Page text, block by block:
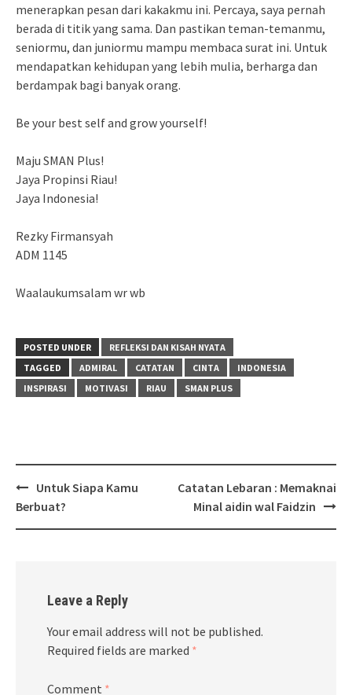
menerapkan pesan dari kakakmu ini. Percaya, saya pernah
berada di titik yang sama. Dan pastikan teman-temanmu,
seniormu, dan juniormu mampu membaca surat ini. Untuk
mendapatkan kehidupan yang lebih mulia, berharga dan
berdampak bagi banyak orang.
Be your best self and grow yourself!
Maju SMAN Plus!
Jaya Propinsi Riau!
Jaya Indonesia!
Rezky Firmansyah
ADM 1145
Waalaukumsalam wr wb
POSTED UNDER
REFLEKSI DAN KISAH NYATA
TAGGED
ADMIRAL CATATAN CINTA
INDONESIA
INSPIRASI
MOTIVASI RIAU SMAN PLUS
Post
navigation
Untuk Siapa Kamu
Berbuat?
Catatan Lebaran : Memaknai
Minal aidin wal Faidzin
Leave a Reply
Your email address will not be published.
Required fields are marked *
Comment *